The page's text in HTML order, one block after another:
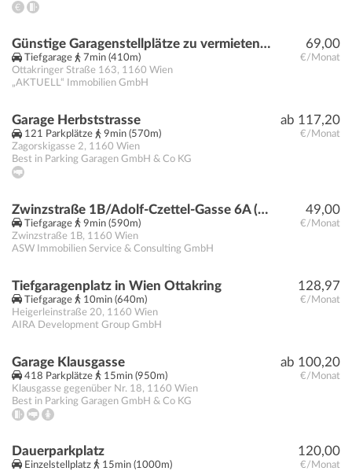
69,00
€/Monat
Günstige Garagenstellplätze zu vermieten! Ottakringer Straße 163.
Tiefgarage
7min (410m)
Ottakringer Straße 163, 1160 Wien
„AKTUELL“ Immobilien GmbH
ab 117,20
€/Monat
Garage Herbststrasse
121 Parkplätze
9min (570m)
Zagorskigasse 2, 1160 Wien
Best in Parking Garagen GmbH & Co KG
49,00
€/Monat
Zwinzstraße 1B/Adolf-Czettel-Gasse 6A (U3 Kendlerstraße)
Tiefgarage
9min (590m)
Zwinzstraße 1B, 1160 Wien
ASW Immobilien Service & Consulting GmbH
128,97
€/Monat
Tiefgaragenplatz in Wien Ottakring
Tiefgarage
10min (640m)
Heigerleinstraße 20, 1160 Wien
AIRA Development Group GmbH
ab 100,20
€/Monat
Garage Klausgasse
418 Parkplätze
15min (950m)
Klausgasse gegenüber Nr. 18, 1160 Wien
Best in Parking Garagen GmbH & Co KG
120,00
€/Monat
Dauerparkplatz
Einzelstellplatz
15min (1000m)